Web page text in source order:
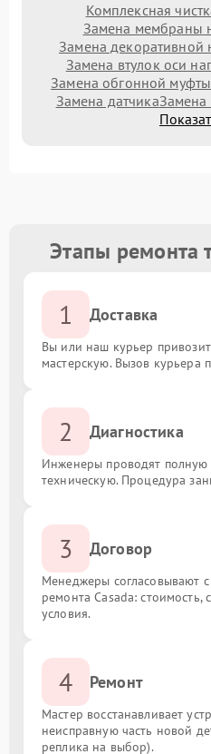
Комплексная
Замена мембраны
Замена декоративной
Замена втулок оси
Замена обгонной муфты
Замена датчика
Этапы ремонта
1 Доставка
Вы или наш курьер
мастерскую. Вызов курьера
2 Диагностика
Инженеры проводят полную
техническую. Процедура
3 Договор
Менеджеры согласовывают
ремонта Casada: стоимость,
условия.
4 Ремонт
Мастер восстанавливает
неисправную часть новой
реплика на выбор).